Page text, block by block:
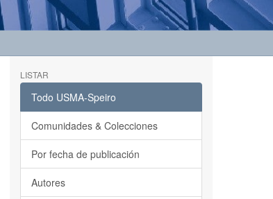
LISTAR
Todo USMA-Speiro
Comunidades & Colecciones
Por fecha de publicación
Autores